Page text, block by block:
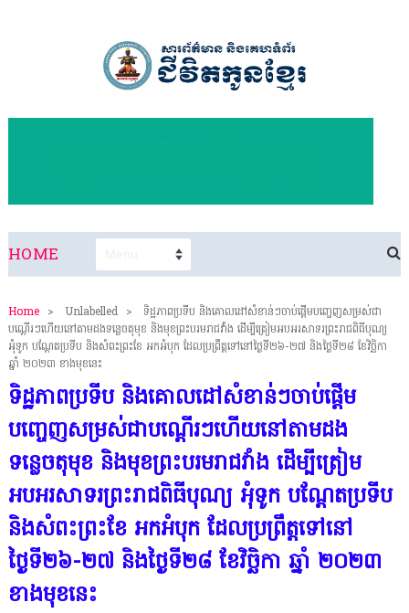
HOME
Home > Unlabelled >
ទិដ្ឋភាពប្រទីប និងគោលដៅសំខាន់ៗចាប់ផ្ដើមបញ្ចេញសម្រស់ជា
បណ្ដើរៗហើយនៅតាមដងទន្លេចតុមុខ និងមុខព្រះបរមរាជវាំង ដើម្បីត្រៀមអបអរសាទរព្រះរាជពិធីបុណ្យ
អុំទូក បណ្តែតប្រទីប និងសំពះព្រះខែ អកអំបុក ដែលប្រព្រឹត្តទៅនៅថ្ងៃទី២៦-២៧ និងថ្ងៃទី២៨ ខែវិច្ឆិកា
ឆ្នាំ ២០២៣ ខាងមុខនេះ
ទិដ្ឋភាពប្រទីប និងគោលដៅសំខាន់ៗចាប់ផ្ដើម
បញ្ចេញសម្រស់ជាបណ្ដើរៗហើយនៅតាមដង
ទន្លេចតុមុខ និងមុខព្រះបរមរាជវាំង ដើម្បីត្រៀម
អបអរសាទរព្រះរាជពិធីបុណ្យ អុំទូក បណ្តែតប្រទីប
និងសំពះព្រះខែ អកអំបុក ដែលប្រព្រឹត្តទៅនៅ
ថ្ងៃទី២៦-២៧ និងថ្ងៃទី២៨ ខែវិច្ឆិកា ឆ្នាំ ២០២៣
ខាងមុខនេះ